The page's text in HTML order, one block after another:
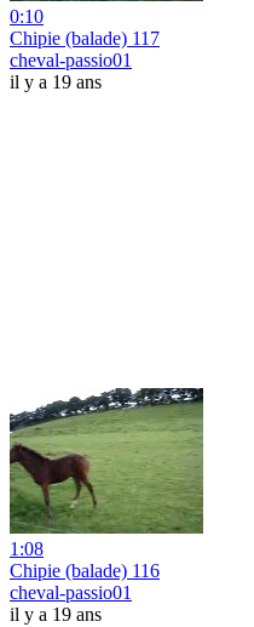
0:10
Chipie (balade) 117
cheval-passio01
il y a 19 ans
1:08
Chipie (balade) 116
cheval-passio01
il y a 19 ans